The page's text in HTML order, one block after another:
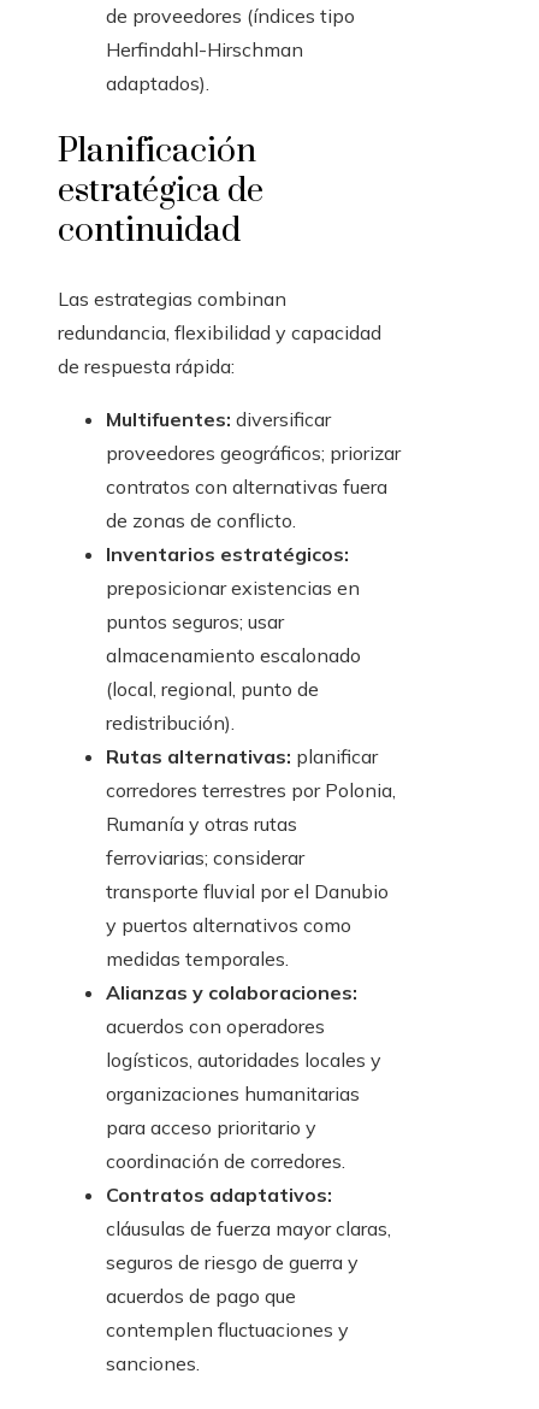
de proveedores (índices tipo
Herfindahl-Hirschman
adaptados).
Planificación
estratégica de
continuidad
Las estrategias combinan
redundancia, flexibilidad y capacidad
de respuesta rápida:
Multifuentes: diversificar
proveedores geográficos; priorizar
contratos con alternativas fuera
de zonas de conflicto.
Inventarios estratégicos:
preposicionar existencias en
puntos seguros; usar
almacenamiento escalonado
(local, regional, punto de
redistribución).
Rutas alternativas: planificar
corredores terrestres por Polonia,
Rumanía y otras rutas
ferroviarias; considerar
transporte fluvial por el Danubio
y puertos alternativos como
medidas temporales.
Alianzas y colaboraciones:
acuerdos con operadores
logísticos, autoridades locales y
organizaciones humanitarias
para acceso prioritario y
coordinación de corredores.
Contratos adaptativos:
cláusulas de fuerza mayor claras,
seguros de riesgo de guerra y
acuerdos de pago que
contemplen fluctuaciones y
sanciones.